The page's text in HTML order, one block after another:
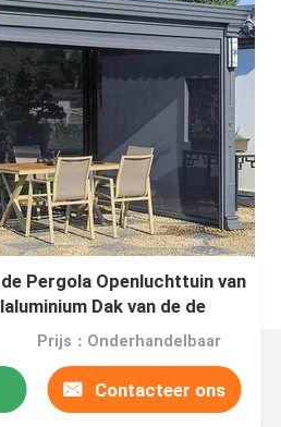
Pergola Openluchttuin van
Dak van de de
Prijs：Onderhandelbaar
Contacteer ons